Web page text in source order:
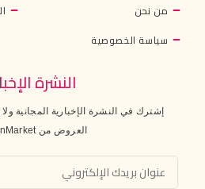
من نحن
سياسة الخصوصية
النشرة
إشترك في النشرة الإخبارية المجانية
العروض من ZafaranMarket.